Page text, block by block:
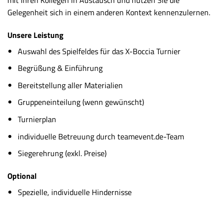
Gelegenheit sich in einem anderen Kontext kennenzulernen.
Unsere Leistung
Auswahl des Spielfeldes für das X-Boccia Turnier
Begrüßung & Einführung
Bereitstellung aller Materialien
Gruppeneinteilung (wenn gewünscht)
Turnierplan
individuelle Betreuung durch teamevent.de-Team
Siegerehrung (exkl. Preise)
Optional
Spezielle, individuelle Hindernisse